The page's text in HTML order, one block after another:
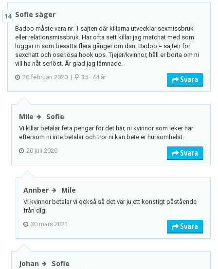
14 Sofie säger
Badoo måste vara nr. 1 sajten där killarna utvecklar sexmissbruk
eller relationsmissbruk. Har ofta sett killar jag matchat med som
loggar in som besatta flera gånger om dan. Badoo = sajten för
sexchatt och oseriösa hook ups. Tjejer/kvinnor, håll er borta om ni
vill ha nåt seriöst. Är glad jag lämnade.
20 februari 2020 | 35–44 år Svara
Mile Sofie
Vi killar betalar feta pengar för det här, ni kvinnor som leker här
eftersom ni inte betalar och tror ni kan bete er hursomhelst.
20 juli 2020
Svara
Annber Mile
Vi kvinnor betalar vi också så det var ju ett konstigt påstående
från dig.
30 mars 2021
Svara
Johan Sofie